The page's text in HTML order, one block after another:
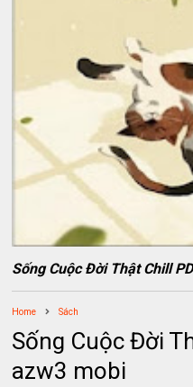
Sống Cuộc Đời Thật Chill
Home Sách
Sống Cuộc Đời
azw3 mobi